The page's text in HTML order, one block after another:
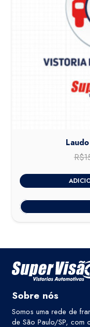
R$
Sobre nós
Somos uma rede de
de São Paulo/SP, com